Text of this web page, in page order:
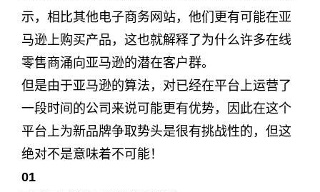
示，相比其他电子商务网站，他们更有可能在亚
马逊上购买产品，这也就解释了为什么许多在线
零售商涌向亚马逊的潜在客户群。
但是由于亚马逊的算法，对已经在平台上运营了
一段时间的公司来说可能更有优势，因此在这个
平台上为新品牌争取势头是很有挑战性的，但这
绝对不是意味着不可能！
01